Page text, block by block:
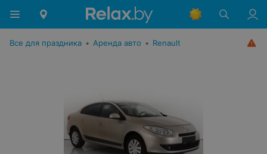
Все для праздника • Аренда авто • Renault